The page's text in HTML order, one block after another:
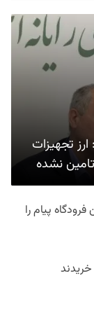
تجهیزات
نشده
۵۰ درصد زمین فرودگاه پیام را